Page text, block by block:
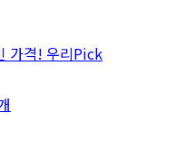
가격! 우리Pick